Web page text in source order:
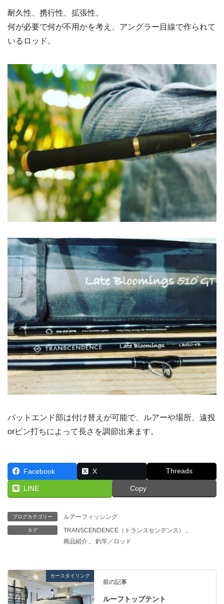
耐久性、携行性、拡張性。
何が必要で何が不用かを考え、アングラー目線で作られて
いるロッド。
バットエンド部は付け替えが可能で、ルアーや場所、遠投
orピン打ちによって長さを調節出来ます。
Facebook X Threads
LINE Copy
ブログカテゴリー ルアーフィッシング
タグ TRANSCENDENCE（トランスセンデンス）
、
商品紹介 、 釣竿／ロッド
カースタイリング
前の記事
ルーフトップテント